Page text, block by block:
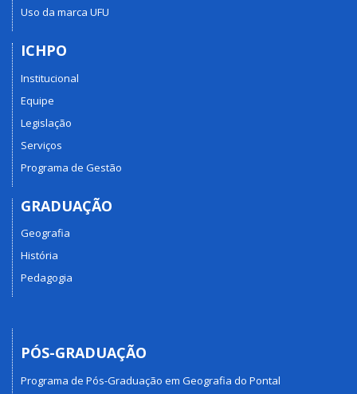
Uso da marca UFU
ICHPO
Institucional
Equipe
Legislação
Serviços
Programa de Gestão
GRADUAÇÃO
Geografia
História
Pedagogia
PÓS-GRADUAÇÃO
Programa de Pós-Graduação em Geografia do Pontal